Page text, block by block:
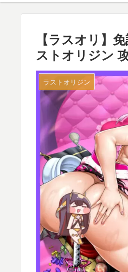
【ラスオリ】
ストオリジン
ラストオリジン